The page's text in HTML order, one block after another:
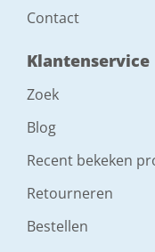
Contact
Klantenservice
Zoek
Blog
Recent bekeken
Retourneren
Bestellen